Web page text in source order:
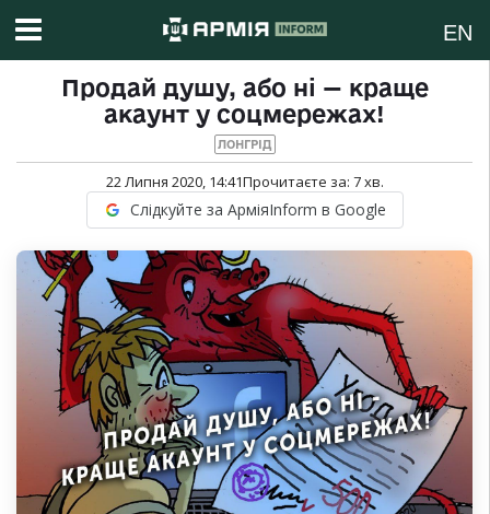
EN
Продай душу, або ні — краще
акаунт у соцмережах!
ЛОНГРІД
22 Липня 2020, 14:41Прочитаєте за: 7хв.
Слідкуйте за АрміяInform в Google